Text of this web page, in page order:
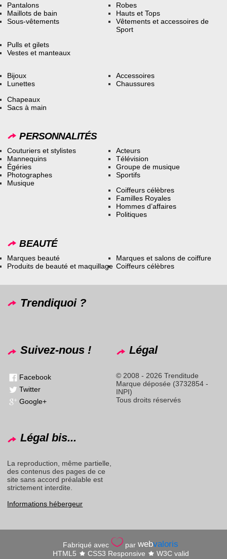
Pantalons
Maillots de bain
Sous-vêtements
Robes
Hauts et Tops
Vêtements et accessoires de
Sport
Pulls et gilets
Vestes et manteaux
Bijoux
Lunettes
Accessoires
Chaussures
Chapeaux
Sacs à main
PERSONNALITÉS
Couturiers et stylistes
Mannequins
Égéries
Photographes
Musique
Acteurs
Télévision
Groupe de musique
Sportifs
Coiffeurs célèbres
Familles Royales
Hommes d’affaires
Politiques
BEAUTÉ
Marques beauté
Produits de beauté et maquillage
Marques et salons de coiffure
Coiffeurs célèbres
Trendiquoi ?
Suivez-nous !
Facebook
Twitter
Google+
Légal
© 2008 - 2026 Trenditude
Marque déposée (3732854 -
INPI)
Tous droits réservés
Légal bis...
La reproduction, même partielle,
des contenus des pages de ce
site sans accord préalable est
strictement interdite.
Informations hébergeur
Fabriqué avec parwebvaloris
HTML5 CSS3 Responsive W3C valid